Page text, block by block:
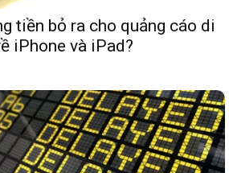
tiền bỏ ra cho quảng cáo di
iPhone và iPad?